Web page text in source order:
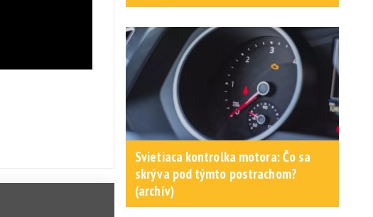
Svietiaca kontrolka motora: Čo sa
skrýva pod týmto postrachom?
(archív)